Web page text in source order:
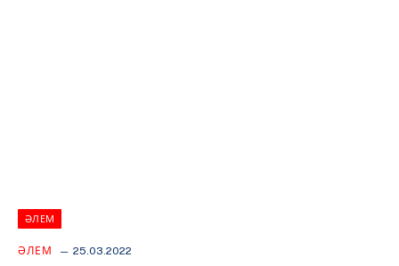
ӘЛЕМ
ӘЛЕМ 25.03.2022